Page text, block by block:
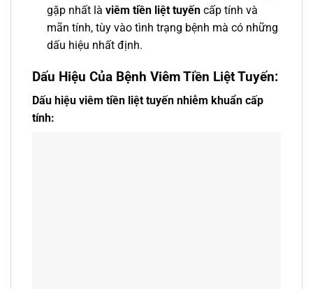
gặp nhất là viêm tiền liệt tuyếncấp tính và
mãn tính, tùy vào tình trạng bệnh mà có những
dấu hiệu nhất định.
Dấu Hiệu Của Bệnh Viêm Tiền Liệt Tuyến:
Dấu hiệu viêm tiền liệt tuyến nhiễm khuẩn cấp
tính: